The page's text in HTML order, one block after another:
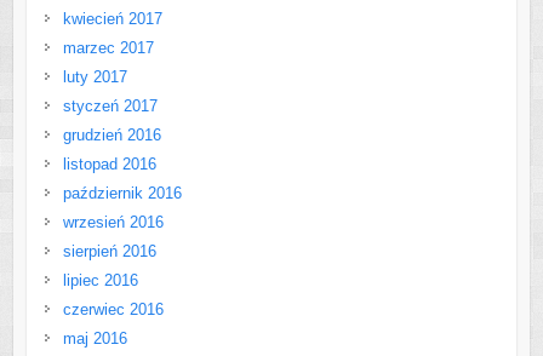
kwiecień 2017
marzec 2017
luty 2017
styczeń 2017
grudzień 2016
listopad 2016
październik 2016
wrzesień 2016
sierpień 2016
lipiec 2016
czerwiec 2016
maj 2016